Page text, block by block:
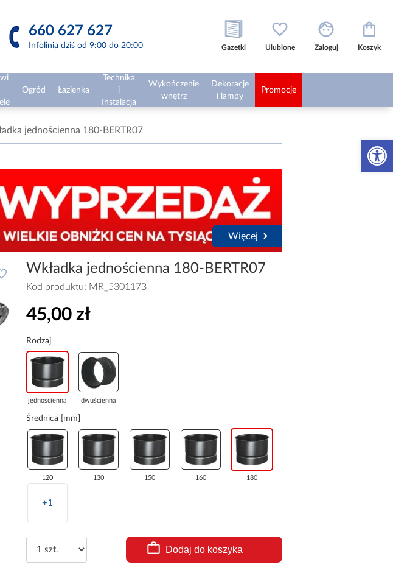
Otwórz
660 627 627
Infolinia dziś od 9:00 do 20:00 Gazetki Ulubione Zaloguj Koszyk
Ogród Łazienka
Technika
i
Instalacja
Wykończenie
wnętrz
Dekoracje
i lampy
Promocje
jednościenna 180-BERTR07
Więcej
Wkładka jednościenna 180-BERTR07
Kod produktu: MR_5301173
45,00 zł
Rodzaj
jednościenna dwuścienna
Średnica [mm]
120 130 150 160 180
+1
Dodaj do koszyka